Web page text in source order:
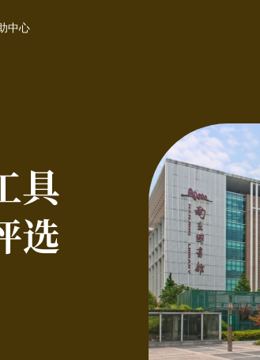
中心
具
选